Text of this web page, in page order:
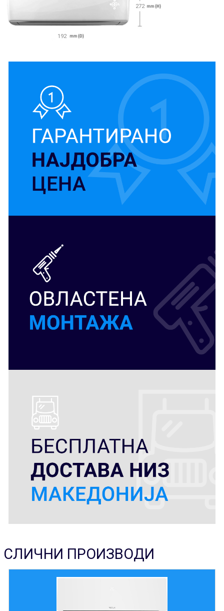
272
192
СЛИЧНИ ПРОИЗВОДИ